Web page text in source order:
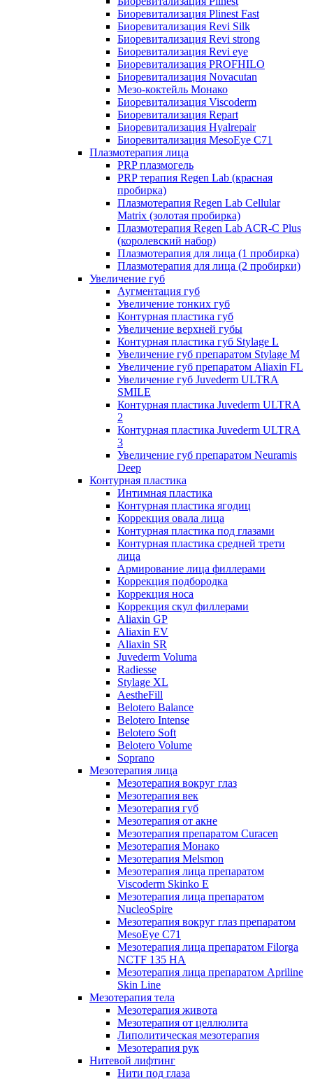
Биоревитализация Plinest Fast
Биоревитализация Revi Silk
Биоревитализация Revi strong
Биоревитализация Revi eye
Биоревитализация PROFHILO
Биоревитализация Novacutan
Мезо-коктейль Монако
Биоревитализация Viscoderm
Биоревитализация Repart
Биоревитализация Hyalrepair
Биоревитализация MesoEye C71
Плазмотерапия лица
PRP плазмогель
PRP терапия Regen Lab (красная
пробирка)
Плазмотерапия Regen Lab Cellular
Matrix (золотая пробирка)
Плазмотерапия Regen Lab ACR-C Plus
(королевский набор)
Плазмотерапия для лица (1 пробирка)
Плазмотерапия для лица (2 пробирки)
Увеличение губ
Аугментация губ
Увеличение тонких губ
Контурная пластика губ
Увеличение верхней губы
Контурная пластика губ Stylage L
Увеличение губ препаратом Stylage M
Увеличение губ препаратом Aliaxin FL
Увеличение губ Juvederm ULTRA
SMILE
Контурная пластика Juvederm ULTRA
2
Контурная пластика Juvederm ULTRA
3
Увеличение губ препаратом Neuramis
Deep
Контурная пластика
Интимная пластика
Контурная пластика ягодиц
Коррекция овала лица
Контурная пластика под глазами
Контурная пластика средней трети
лица
Армирование лица филлерами
Коррекция подбородка
Коррекция носа
Коррекция скул филлерами
Aliaxin GP
Aliaxin EV
Aliaxin SR
Juvederm Voluma
Radiesse
Stylage XL
AestheFill
Belotero Balance
Belotero Intense
Belotero Soft
Belotero Volume
Soprano
Мезотерапия лица
Мезотерапия вокруг глаз
Мезотерапия век
Мезотерапия губ
Мезотерапия от акне
Мезотерапия препаратом Curacen
Мезотерапия Монако
Мезотерапия Melsmon
Мезотерапия лица препаратом
Viscoderm Skinko E
Мезотерапия лица препаратом
NucleoSpire
Мезотерапия вокруг глаз препаратом
MesoEye С71
Мезотерапия лица препаратом Filorga
NCTF 135 HA
Мезотерапия лица препаратом Apriline
Skin Line
Мезотерапия тела
Мезотерапия живота
Мезотерапия от целлюлита
Липолитическая мезотерапия
Мезотерапия рук
Нитевой лифтинг
Нити под глаза